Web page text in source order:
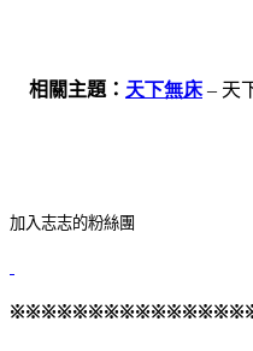
相關主題： 天下無床– 天
加入志志的粉絲團